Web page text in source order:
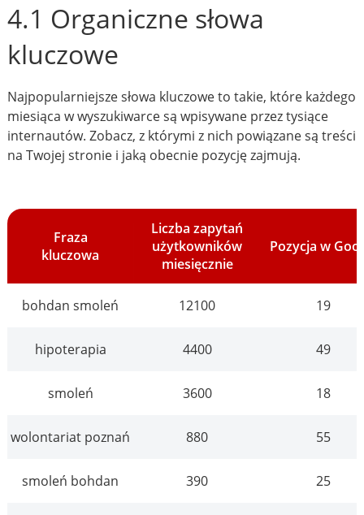
4.1 Organiczne słowa
kluczowe
Najpopularniejsze słowa kluczowe to takie, które każdego
miesiąca w wyszukiwarce są wpisywane przez tysiące
internautów. Zobacz, z którymi z nich powiązane są treści
na Twojej stronie i jaką obecnie pozycję zajmują.
Fraza
kluczowa
Liczba zapytań
użytkowników
miesięcznie
Pozycja w
bohdan smoleń 12100 19
hipoterapia 4400 49
smoleń 3600 18
wolontariat poznań 880 55
smoleń bohdan 390 25